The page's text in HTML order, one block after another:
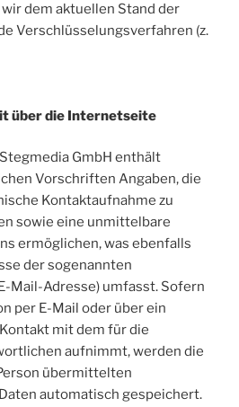
dem aktuellen Stand der
Verschlüsselungsverfahren (z.
über die Internetseite
GmbH enthält
Vorschriften Angaben, die
Kontaktaufnahme zu
sowie eine unmittelbare
ermöglichen, was ebenfalls
der sogenannten
Mail-Adresse) umfasst. Sofern
per E-Mail oder über ein
mit dem für die
aufnimmt, werden die
übermittelten
automatisch gespeichert.